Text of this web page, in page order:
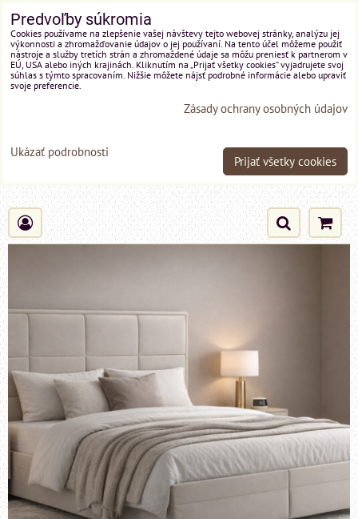
Predvoľby súkromia
Cookies používame na zlepšenie vašej návštevy tejto webovej stránky, analýzu jej
výkonnosti a zhromažďovanie údajov o jej používaní. Na tento účel môžeme použiť
nástroje a služby tretích strán a zhromaždené údaje sa môžu preniesť k partnerom v
EÚ, USA alebo iných krajinách. Kliknutím na „Prijať všetky cookies“ vyjadrujete svoj
súhlas s týmto spracovaním. Nižšie môžete nájsť podrobné informácie alebo upraviť
svoje preferencie.
Zásady ochrany osobných údajov
Ukázať podrobnosti
Prijať všetky cookies